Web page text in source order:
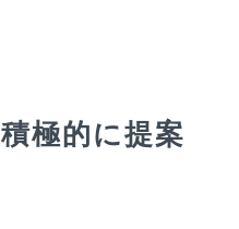
極的に提案